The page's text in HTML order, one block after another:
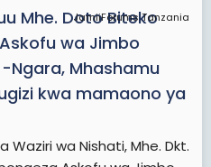
JamiiForums Tanzania
Mhe. Doto Biteko
wa Jimbo
Ngara, Mhashamu
kwa mamaono ya
Waziri wa Nishati, Mhe. Dkt.